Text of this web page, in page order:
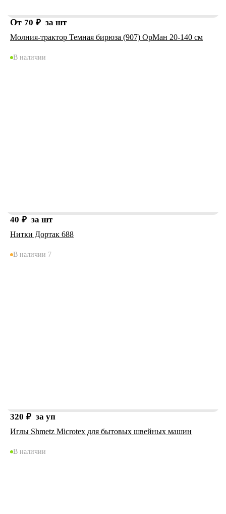
От 70 ₽ за шт
Молния-трактор Темная бирюза (907) ОрМан 20-140 см
В наличии
40 ₽ за шт
Нитки Дортак 688
В наличии 7
320 ₽ за уп
Иглы Shmetz Microtex для бытовых швейных машин
В наличии